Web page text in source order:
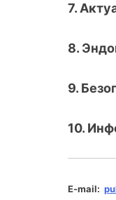
7.
8.
9.
10.
E-mail: